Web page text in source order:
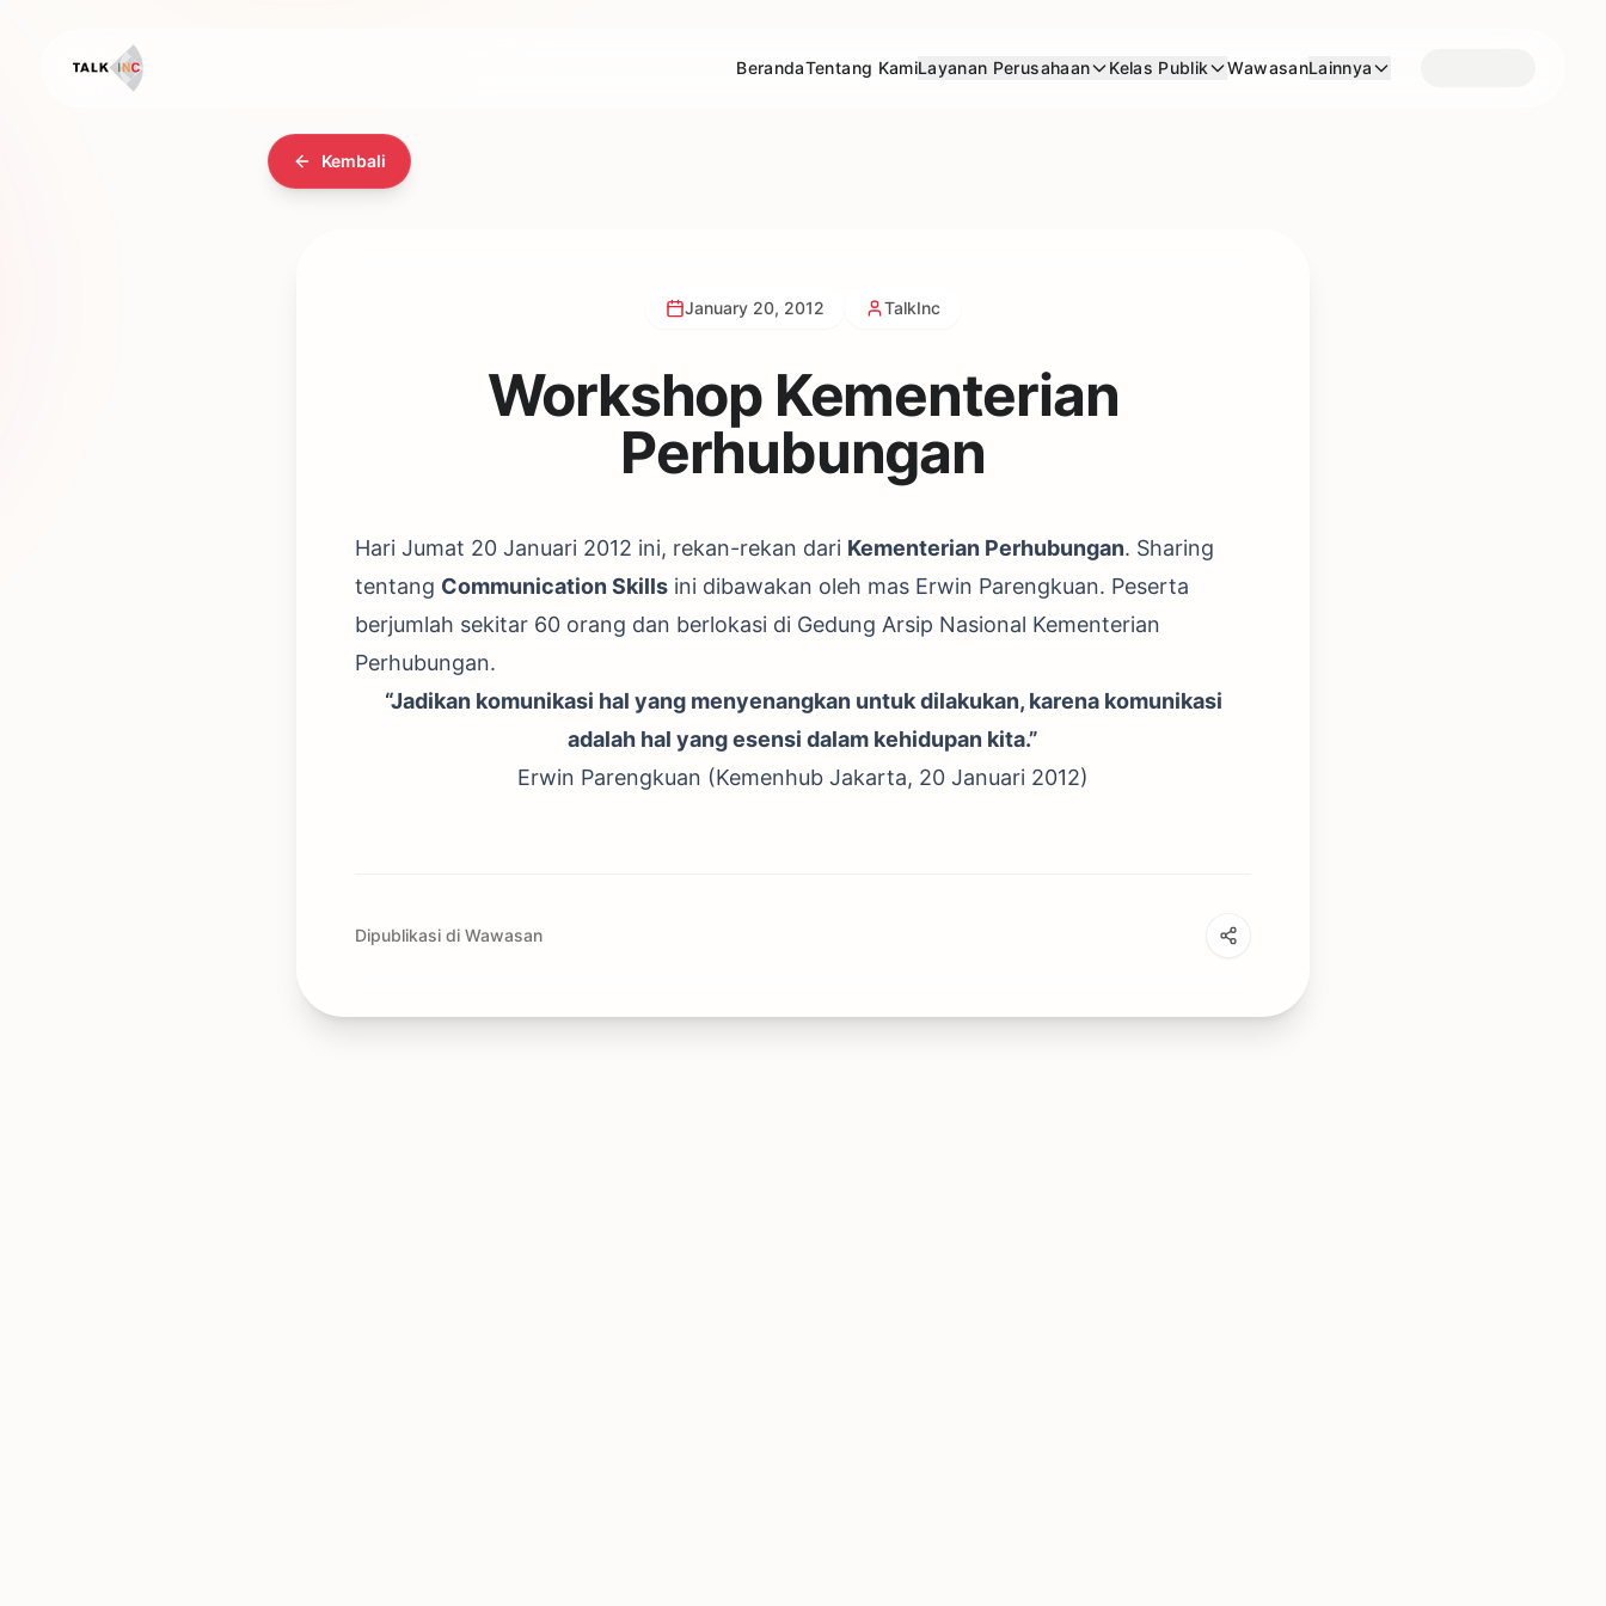
BerandaTentang KamiLayanan Perusahaan Kelas Publik WawasanLainnya
Kembali
January 20, 2012 TalkInc
Workshop Kementerian
Perhubungan
Hari Jumat 20 Januari 2012 ini, rekan-rekan dari Kementerian Perhubungan. Sharing
tentang Communication Skills ini dibawakan oleh mas Erwin Parengkuan. Peserta
berjumlah sekitar 60 orang dan berlokasi di Gedung Arsip Nasional Kementerian
Perhubungan.
“Jadikan komunikasi hal yang menyenangkan untuk dilakukan, karena komunikasi
adalah hal yang esensi dalam kehidupan kita.”
Erwin Parengkuan (Kemenhub Jakarta, 20 Januari 2012)
Dipublikasi di Wawasan